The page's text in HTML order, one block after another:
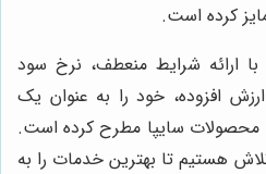
کرده است.
با ارائه شرایط منعطف، نرخ سود
افزوده، خود را به عنوان یک
محصولات سایپا مطرح کرده است.
هستیم تا بهترین خدمات را به